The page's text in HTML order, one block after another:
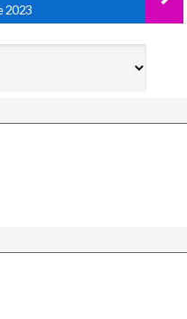
2023